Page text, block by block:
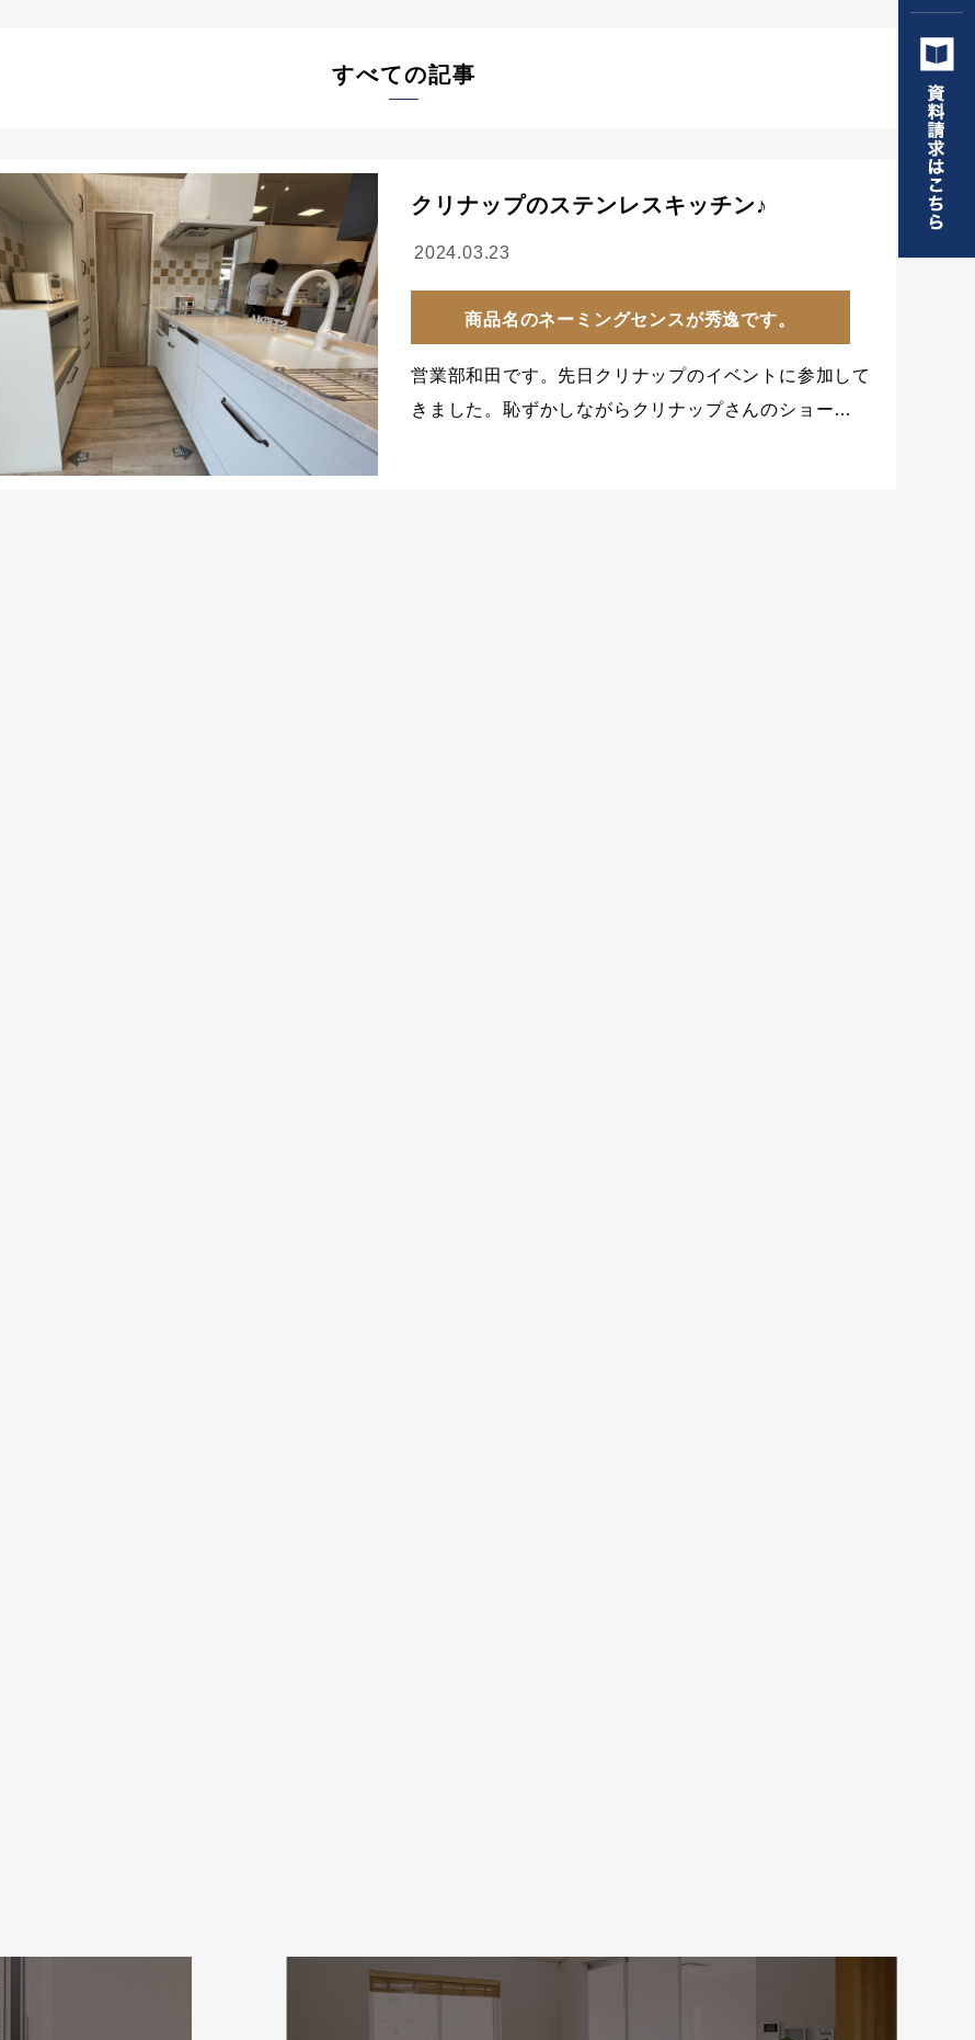
すべての記事
クリナップのステンレスキッチン♪
2024.03.23
商品名のネーミングセンスが秀逸です。
営業部和田です。先日クリナップのイベントに参加して
きました。恥ずかしながらクリナップさんのショー…